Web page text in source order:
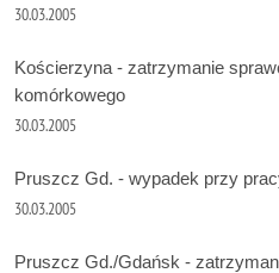
30.03.2005
Kościerzyna - zatrzymanie
komórkowego
30.03.2005
Pruszcz Gd. - wypadek przy
30.03.2005
Pruszcz Gd./Gdańsk -